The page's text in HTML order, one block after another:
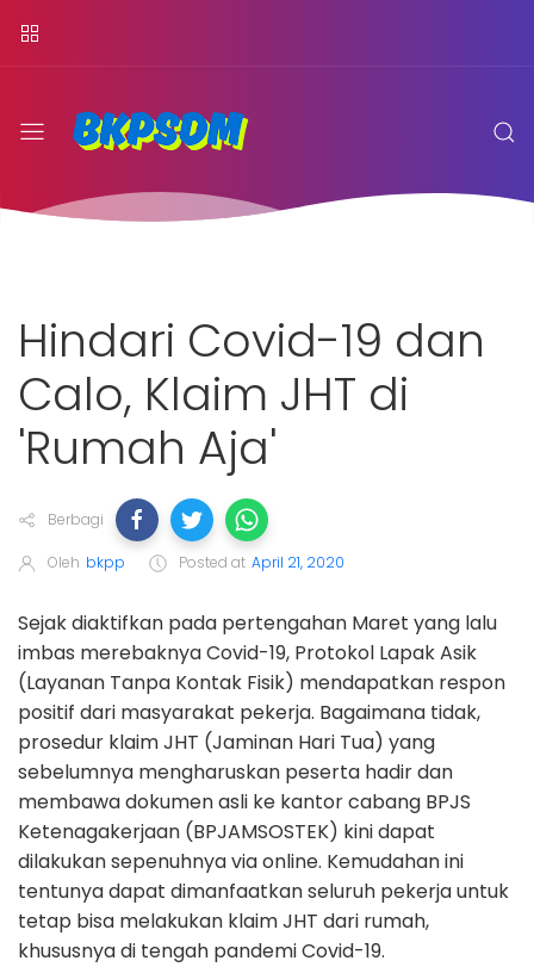
Hindari Covid-19 dan
Calo, Klaim JHT di
'Rumah Aja'
Berbagi
Oleh bkpp Posted at April 21, 2020
Sejak diaktifkan pada pertengahan Maret yang lalu
imbas merebaknya Covid-19, Protokol Lapak Asik
(Layanan Tanpa Kontak Fisik) mendapatkan respon
positif dari masyarakat pekerja. Bagaimana tidak,
prosedur klaim JHT (Jaminan Hari Tua) yang
sebelumnya mengharuskan peserta hadir dan
membawa dokumen asli ke kantor cabang BPJS
Ketenagakerjaan (BPJAMSOSTEK) kini dapat
dilakukan sepenuhnya via online. Kemudahan ini
tentunya dapat dimanfaatkan seluruh pekerja untuk
tetap bisa melakukan klaim JHT dari rumah,
khususnya di tengah pandemi Covid-19.